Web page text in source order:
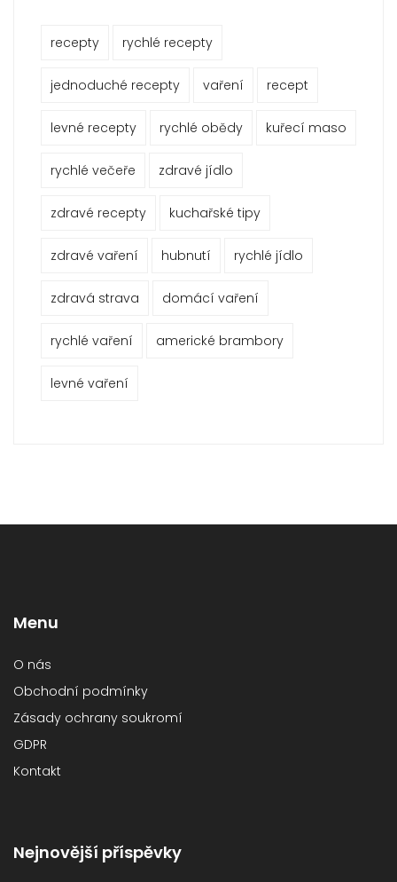
recepty rychlé recepty
jednoduché recepty vaření recept
levné recepty rychlé obědy kuřecí maso
rychlé večeře zdravé jídlo
zdravé recepty kuchařské tipy
zdravé vaření hubnutí rychlé jídlo
zdravá strava domácí vaření
rychlé vaření americké brambory
levné vaření
Menu
O nás
Obchodní podmínky
Zásady ochrany soukromí
GDPR
Kontakt
Nejnovější příspěvky